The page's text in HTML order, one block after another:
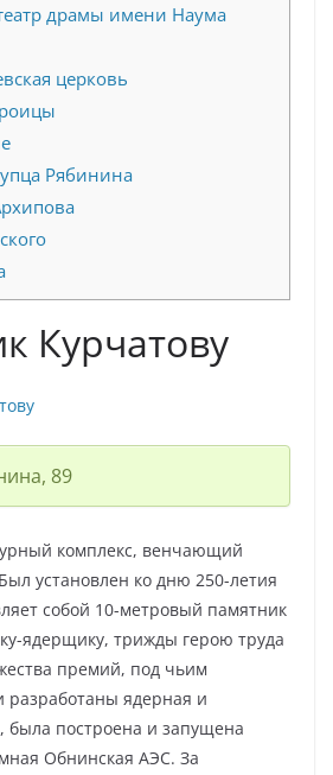
драмы имени Наума
церковь
Рябинина
Курчатову
89
комплекс, венчающий
установлен ко дню 250-летия
собой 10-метровый памятник
ядерщику, трижды герою труда
премий, под чьим
разработаны ядерная и
была построена и запущена
Обнинская АЭС. За